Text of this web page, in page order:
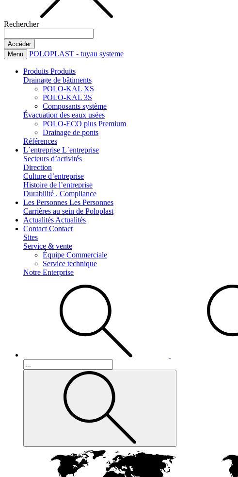
Rechercher
Menü POLOPLAST - tuyau systeme
Produits Produits
Drainage de bâtiments
POLO-KAL XS
POLO-KAL 3S
Composants système
Évacuation des eaux usées
POLO-ECO plus Premium
Drainage de ponts
Références
L`entreprise L`entreprise
Secteurs d’activités
Direction
Culture d’entreprise
Histoire de l’entreprise
Durabilité . Compliance
Les Personnes Les Personnes
Carrières au sein de Poloplast
Actualités Actualités
Contact Contact
Sites
Service & vente
Équipe Commerciale
Service technique
Notre Enterprise